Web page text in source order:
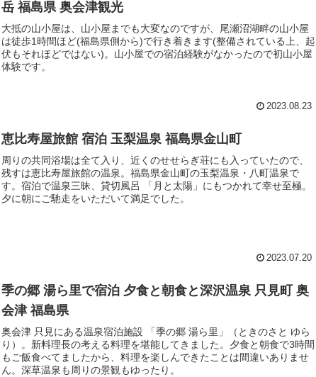
岳 福島県 奥会津観光
大抵の山小屋は、山小屋までも大変なのですが、尾瀬沼湖畔の山小屋
は徒歩1時間ほど(福島県側から)で行き着きます(整備されている上、起
伏もそれほどではない)。山小屋での宿泊経験がなかったので初山小屋
体験です。
2023.08.23
恵比寿屋旅館 宿泊 玉梨温泉 福島県金山町
周りの共同浴場は全て入り、近くのせせらぎ荘にも入っていたので、
残すは恵比寿屋旅館の温泉。福島県金山町の玉梨温泉・八町温泉で
す。宿泊で温泉三昧、貸切風呂 「月と太陽」にもつかれて幸せ至極。
夕に朝にご馳走をいただいて満足でした。
2023.07.20
季の郷 湯ら里で宿泊 夕食と朝食と深沢温泉 只見町 奥
会津 福島県
奥会津 只見にある温泉宿泊施設 「季の郷 湯ら里」（ときのさと ゆら
り）。新料理長の考える料理を堪能してきました。夕食と朝食で3時間
もご飯食べてましたから、料理を楽しんできたことは間違いありませ
ん。深草温泉も周りの景観もゆったり。